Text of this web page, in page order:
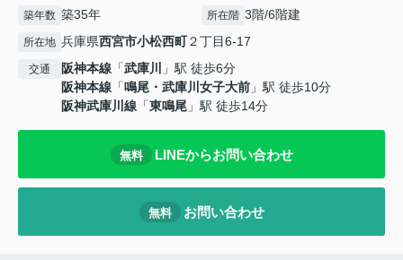
築年数 築35年 所在階 3階/6階建
所在地 兵庫県西宮市小松西町２丁目6-17
交通 阪神本線 「武庫川
」駅 徒歩6分
阪神本線 「鳴尾・武庫川女子大前 」駅 徒歩10分
阪神武庫川線 「東鳴尾 」駅 徒歩14分
無料 LINEからお問い合わせ
無料 お問い合わせ